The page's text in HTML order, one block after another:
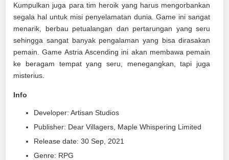
Kumpulkan juga para tim heroik yang harus mengorbankan
segala hal untuk misi penyelamatan dunia. Game ini sangat
menarik, berbau petualangan dan pertarungan yang seru
sehingga sangat banyak pengalaman yang bisa dirasakan
pemain. Game Astria Ascending ini akan membawa pemain
ke beragam tempat yang seru, menegangkan, tapi juga
misterius.
Info
Developer: Artisan Studios
Publisher: Dear Villagers, Maple Whispering Limited
Release date: 30 Sep, 2021
Genre: RPG